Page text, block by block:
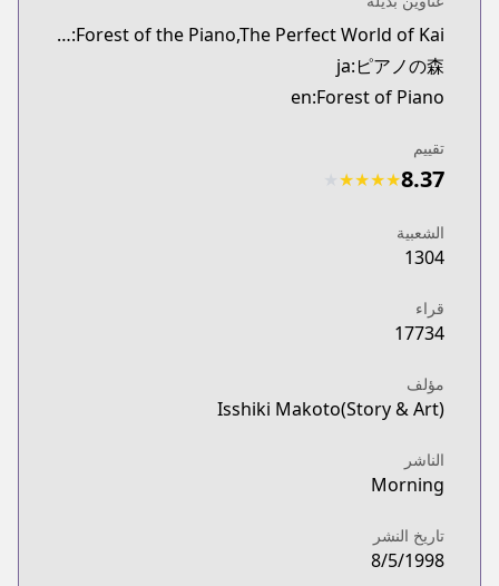
synonyms:Forest of the Piano,The Perfect World of Kai
ja:ピアノの森
en:Forest of Piano
تقييم
8.37
★
★
★
★
الشعبية
1304
قراء
17734
مؤلف
Isshiki Makoto(Story & Art)
الناشر
Morning
تاريخ النشر
8/5/1998